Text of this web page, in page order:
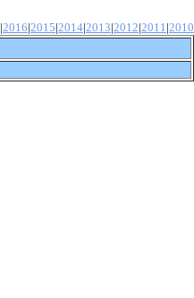
|2016|2015|2014|2013|2012|2011|2010